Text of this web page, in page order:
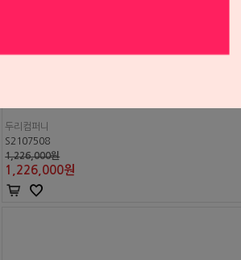
두리컴퍼니
S2107508
1,226,000원
1,226,000원